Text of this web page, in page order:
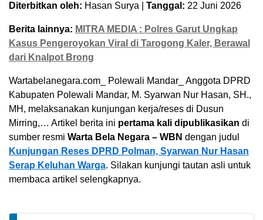
Diterbitkan oleh: Hasan Surya | Tanggal: 22 Juni 2026
Berita lainnya: MITRA MEDIA : Polres Garut Ungkap
Kasus Pengeroyokan Viral di Tarogong Kaler, Berawal
dari Knalpot Brong
Wartabelanegara.com_ Polewali Mandar_ Anggota DPRD
Kabupaten Polewali Mandar, M. Syarwan Nur Hasan, SH.,
MH, melaksanakan kunjungan kerja/reses di Dusun
Mirring,… Artikel berita ini pertama kali dipublikasikan di
sumber resmi Warta Bela Negara – WBN dengan judul
Kunjungan Reses DPRD Polman, Syarwan Nur Hasan
Serap Keluhan Warga. Silakan kunjungi tautan asli untuk
membaca artikel selengkapnya.